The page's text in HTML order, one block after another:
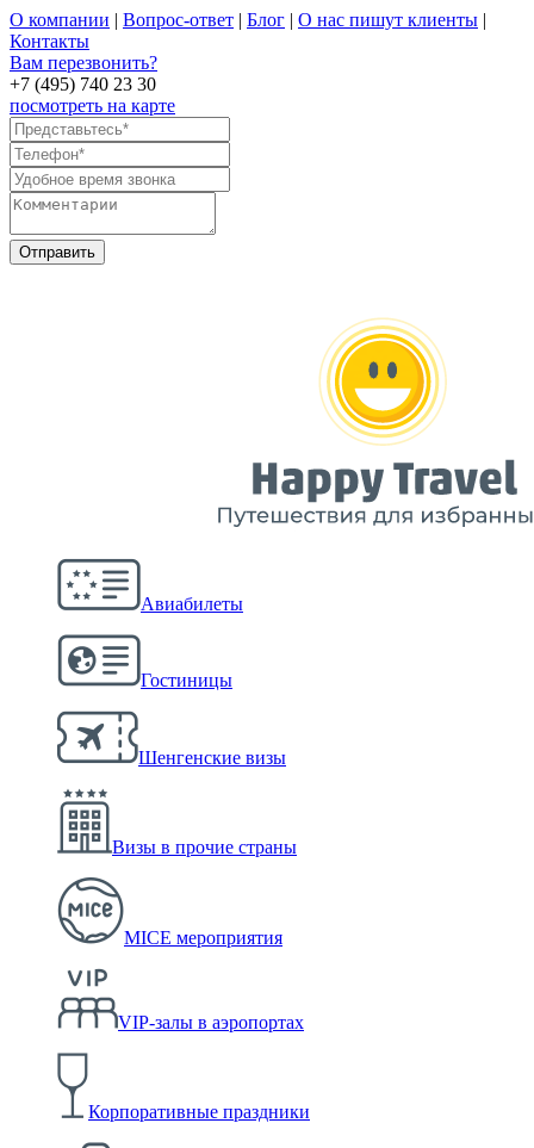
О компании | Вопрос-ответ | Блог | О нас пишут клиенты |
Контакты
Вам перезвонить?
+7 (495) 740 23 30
посмотреть на карте
Авиабилеты
Гостиницы
Шенгенские визы
Визы в прочие страны
MICE мероприятия
VIP-залы в аэропортах
Корпоративные праздники